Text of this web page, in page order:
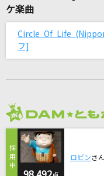
とくべチュ、して
鳥取砂丘
Mrs. GREEN APPLE
ラストバージン
RADWIMPS
ケ楽曲
Circle Of Life
フ]
98.492
ロビンさん